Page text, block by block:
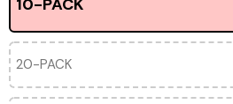
10-PACK
20-PACK